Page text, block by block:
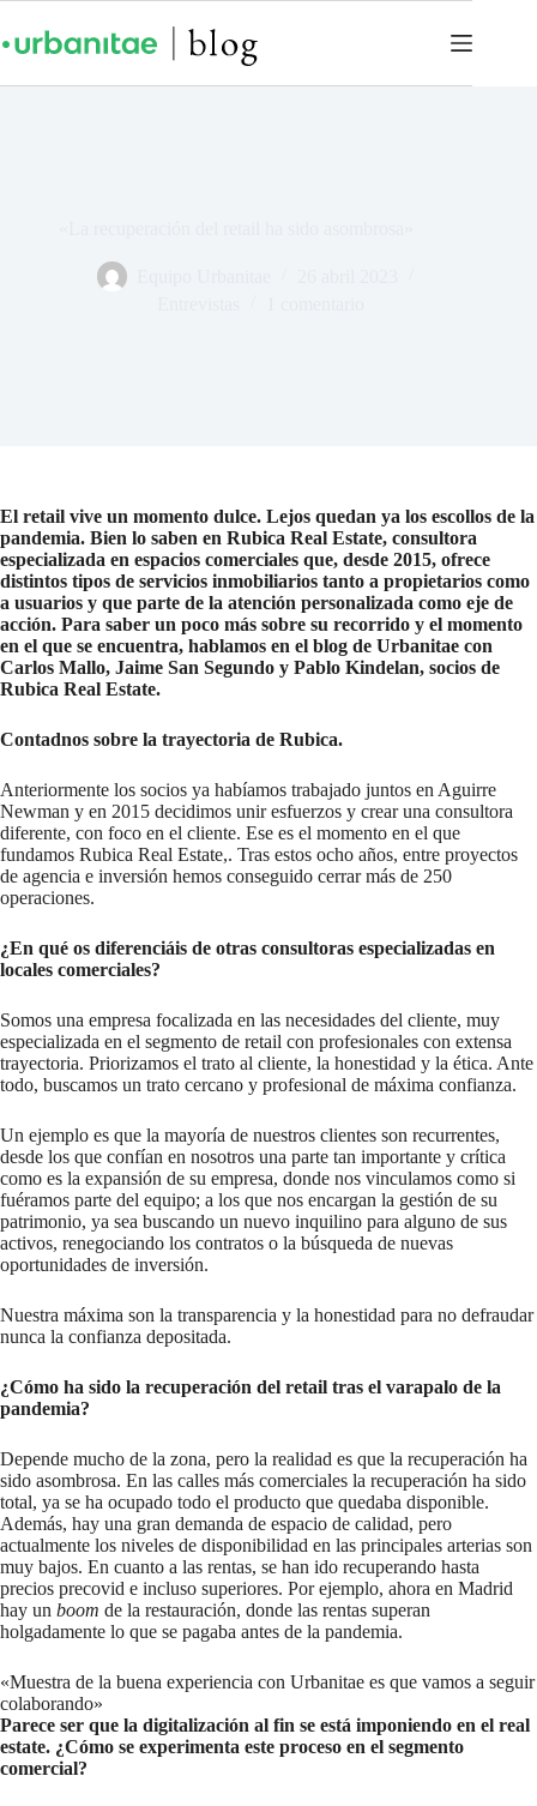
El retail vive un momento dulce. Lejos quedan ya los escollos de la
pandemia. Bien lo saben en Rubica Real Estate, consultora
especializada en espacios comerciales que, desde 2015, ofrece
distintos tipos de servicios inmobiliarios tanto a propietarios como
a usuarios y que parte de la atención personalizada como eje de
acción. Para saber un poco más sobre su recorrido y el momento
en el que se encuentra, hablamos en el blog de Urbanitae con
Carlos Mallo, Jaime San Segundo y Pablo Kindelan, socios de
Rubica Real Estate.
Contadnos sobre la trayectoria de Rubica.
Anteriormente los socios ya habíamos trabajado juntos en Aguirre
Newman y en 2015 decidimos unir esfuerzos y crear una consultora
diferente, con foco en el cliente. Ese es el momento en el que
fundamos Rubica Real Estate,. Tras estos ocho años, entre proyectos
de agencia e inversión hemos conseguido cerrar más de 250
operaciones.
¿En qué os diferenciáis de otras consultoras especializadas en
locales comerciales?
Somos una empresa focalizada en las necesidades del cliente, muy
especializada en el segmento de retail con profesionales con extensa
trayectoria. Priorizamos el trato al cliente, la honestidad y la ética. Ante
todo, buscamos un trato cercano y profesional de máxima confianza.
Un ejemplo es que la mayoría de nuestros clientes son recurrentes,
desde los que confían en nosotros una parte tan importante y crítica
como es la expansión de su empresa, donde nos vinculamos como si
fuéramos parte del equipo; a los que nos encargan la gestión de su
patrimonio, ya sea buscando un nuevo inquilino para alguno de sus
activos, renegociando los contratos o la búsqueda de nuevas
oportunidades de inversión.
Nuestra máxima son la transparencia y la honestidad para no defraudar
nunca la confianza depositada.
¿Cómo ha sido la recuperación del retail tras el varapalo de la
pandemia?
Depende mucho de la zona, pero la realidad es que la recuperación ha
sido asombrosa. En las calles más comerciales la recuperación ha sido
total, ya se ha ocupado todo el producto que quedaba disponible.
Además, hay una gran demanda de espacio de calidad, pero
actualmente los niveles de disponibilidad en las principales arterias son
muy bajos. En cuanto a las rentas, se han ido recuperando hasta
precios precovid e incluso superiores. Por ejemplo, ahora en Madrid
hay un boom de la restauración, donde las rentas superan
holgadamente lo que se pagaba antes de la pandemia.
«Muestra de la buena experiencia con Urbanitae es que vamos a seguir
colaborando»
Parece ser que la digitalización al fin se está imponiendo en el real
estate. ¿Cómo se experimenta este proceso en el segmento
comercial?